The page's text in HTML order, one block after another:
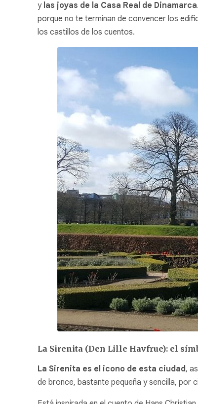
y las joyas de la Casa Real de Dinamarca
porque no te terminan de convencer los
los castillos de los cuentos.
La Sirenita (Den Lille Havfrue): el
La Sirenita es el icono de esta ciudad,
de bronce, bastante pequeña y sencilla, por